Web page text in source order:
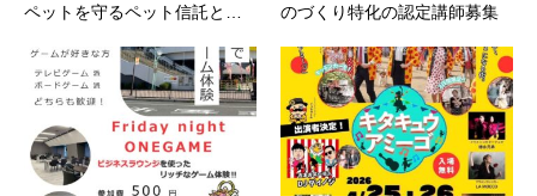
ペットを守るペット信託と…
のづくり特化の認定講師募集